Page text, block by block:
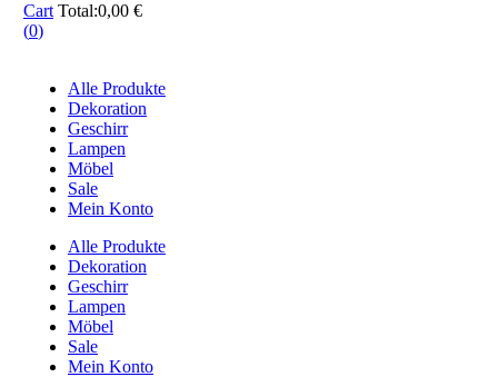
Cart Total:0,00 €
(0)
Alle Produkte
Dekoration
Geschirr
Lampen
Möbel
Sale
Mein Konto
Alle Produkte
Dekoration
Geschirr
Lampen
Möbel
Sale
Mein Konto